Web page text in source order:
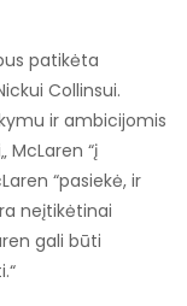
patikėta
Collinsui.
ir ambicijomis
“į
“pasiekė, ir
neįtikėtinai
gali būti